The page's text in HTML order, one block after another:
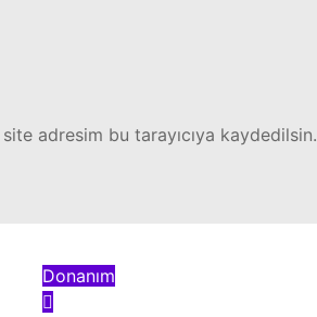
adresim bu tarayıcıya kaydedilsin.
Donanım